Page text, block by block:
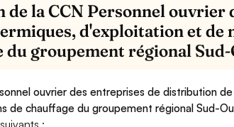
de la CCN Personnel
d'exploitation et de
du groupement régional
ouvrier des entreprises de distribution
de chauffage du groupement régional Sud-
suivants :